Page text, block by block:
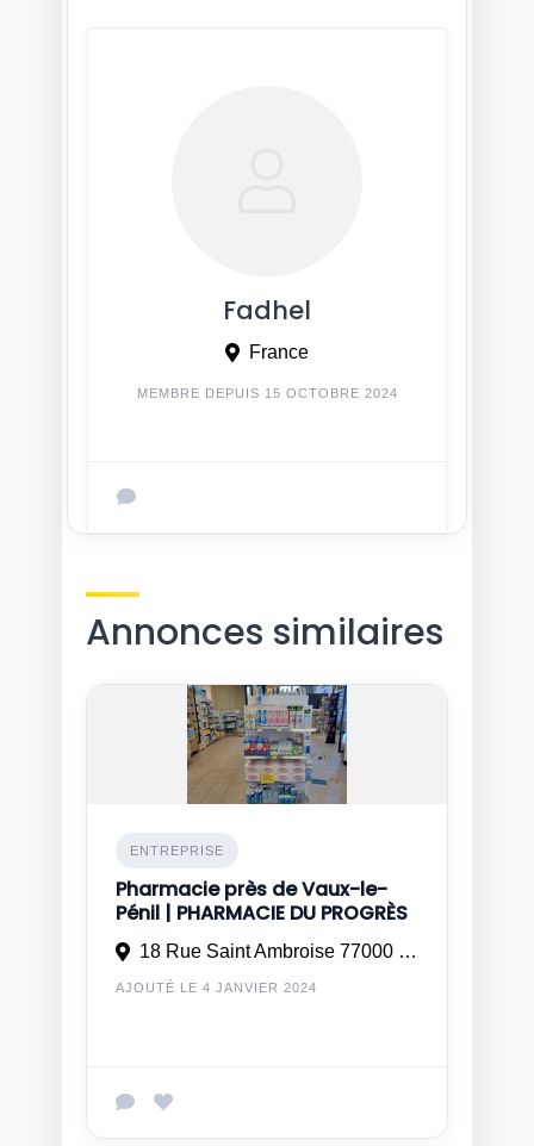
Fadhel
France
MEMBRE DEPUIS 15 OCTOBRE 2024
Annonces similaires
ENTREPRISE
Pharmacie près de Vaux-le-
Pénil | PHARMACIE DU PROGRÈS
18 Rue Saint Ambroise 77000 Melun
AJOUTÉ LE 4 JANVIER 2024